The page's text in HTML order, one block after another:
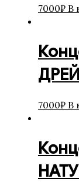
7000₽ В
7000₽ В